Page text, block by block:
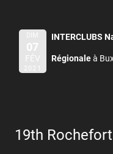
DIM
07
FÉV
2021
INTERCLUBS
Régionaleà
19th